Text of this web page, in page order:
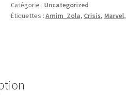
base
50mm
Catégorie : Uncategorized
Étiquettes : Arnim_Zola, Crisis, Marvel,